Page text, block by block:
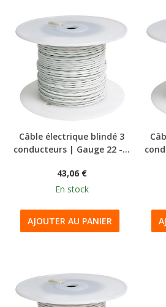
Câble électrique blindé 3
conducteurs | Gauge 22 -...
43,06 €
En stock
AJOUTER AU PANIER